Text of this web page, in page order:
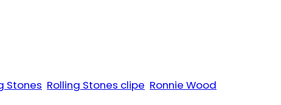
Stones Rolling Stones clipe Ronnie Wood